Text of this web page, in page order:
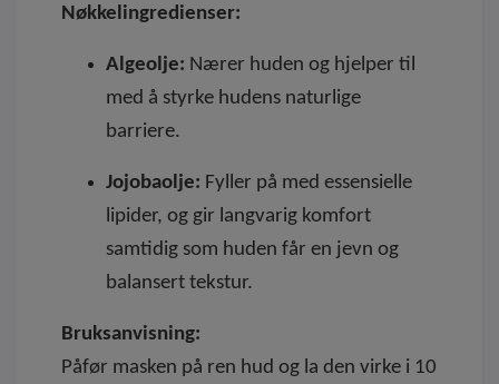
Nøkkelingredienser:
Algeolje: Nærer huden og hjelper til
med å styrke hudens naturlige
barriere.
Jojobaolje: Fyller på med essensielle
lipider, og gir langvarig komfort
samtidig som huden får en jevn og
balansert tekstur.
Bruksanvisning:
Påfør masken på ren hud og la den virke i 10